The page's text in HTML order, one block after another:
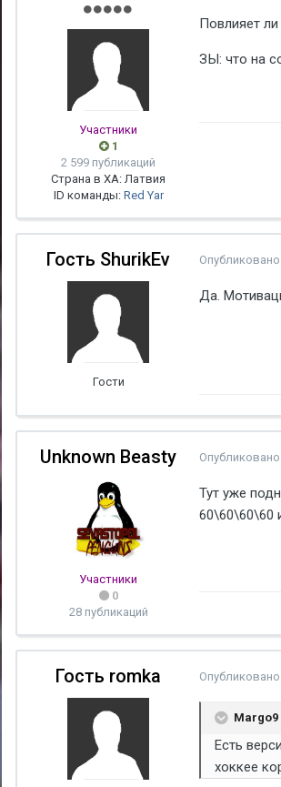
Участники
1
2 599 публикаций
Страна в ХА: Латвия
ID команды: Red Yar
Повлияет
ЗЫ: что на
Гость ShurikEv
Гости
Опубликовано:
Да.
Unknown Beasty
Участники
0
28 публикаций
Опубликовано:
Тут уже
60\60\60\60
Гость romka Опубликовано:
Margo9
Есть
хоккее